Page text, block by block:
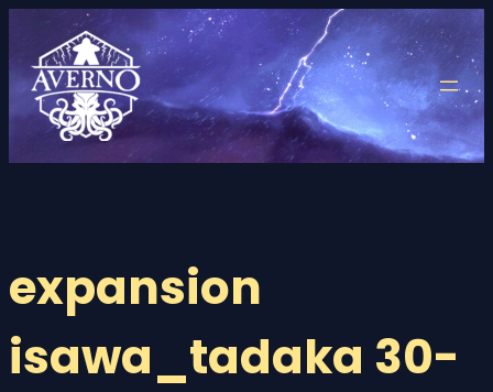
contenido
expansion
isawa_tadaka 30-